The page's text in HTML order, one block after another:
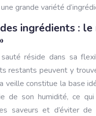
grande variété
ingrédients : le
réside dans sa
restants peuvent y
veille constitue la base
de son humidité, ce
saveurs et d’éviter